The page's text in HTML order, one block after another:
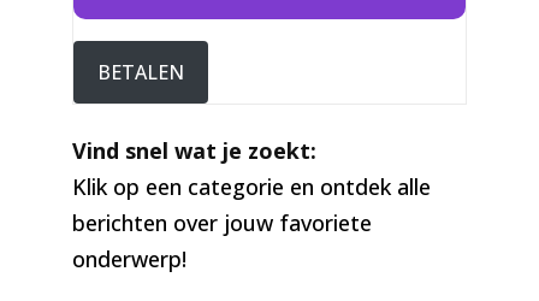
BETALEN
Vind snel wat je zoekt:
Klik op een categorie en ontdek alle
berichten over jouw favoriete
onderwerp!